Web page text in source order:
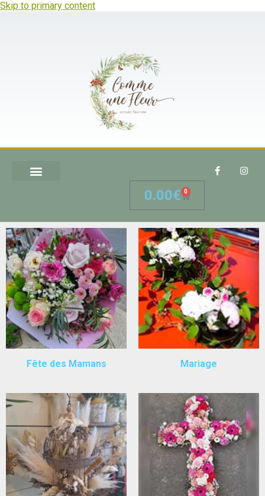
Skip to primary content
0.00€ 0
Fête des Mamans Mariage